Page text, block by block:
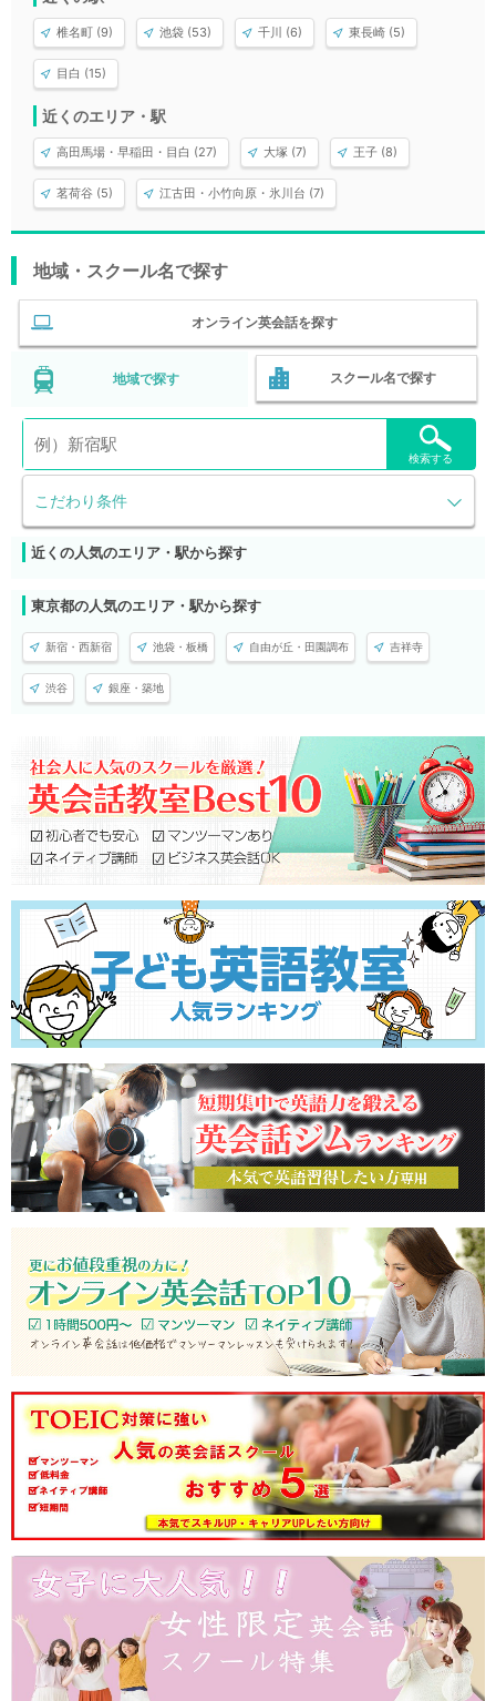
椎名町 (9) 池袋 (53) 千川 (6) 東長崎 (5)
目白 (15)
近くのエリア・駅
高田馬場・早稲田・目白 (27) 大塚 (7) 王子 (8)
茗荷谷 (5) 江古田・小竹向原・氷川台 (7)
地域・スクール名で探す
オンライン英会話を探す
地域で探す スクール名で探す
こだわり条件
検索する
近くの人気のエリア・駅から探す
東京都の人気のエリア・駅から探す
新宿・西新宿 池袋・板橋 自由が丘・田園調布 吉祥寺
渋谷 銀座・築地